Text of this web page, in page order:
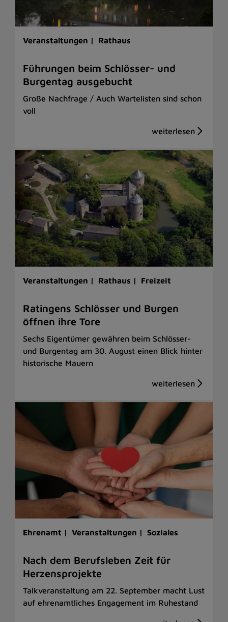
Veranstaltungen | Rathaus
Führungen beim Schlösser- und
Burgentag ausgebucht
Große Nachfrage / Auch Wartelisten sind schon
voll
Veranstaltungen | Rathaus | Freizeit
Ratingens Schlösser und Burgen
öffnen ihre Tore
Sechs Eigentümer gewähren beim Schlösser-
und Burgentag am 30. August einen Blick hinter
historische Mauern
Ehrenamt | Veranstaltungen | Soziales
Nach dem Berufsleben Zeit für
Herzensprojekte
Talkveranstaltung am 22. September macht Lust
auf ehrenamtliches Engagement im Ruhestand